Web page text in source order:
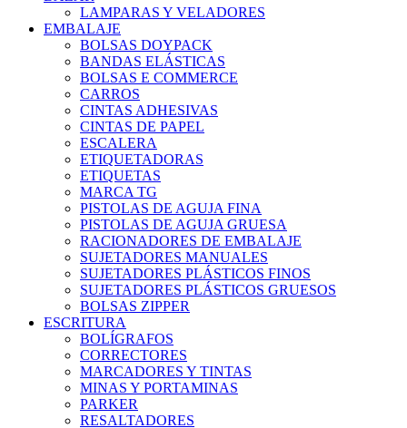
LAMPARAS Y VELADORES
EMBALAJE
BOLSAS DOYPACK
BANDAS ELÁSTICAS
BOLSAS E COMMERCE
CARROS
CINTAS ADHESIVAS
CINTAS DE PAPEL
ESCALERA
ETIQUETADORAS
ETIQUETAS
MARCA TG
PISTOLAS DE AGUJA FINA
PISTOLAS DE AGUJA GRUESA
RACIONADORES DE EMBALAJE
SUJETADORES MANUALES
SUJETADORES PLÁSTICOS FINOS
SUJETADORES PLÁSTICOS GRUESOS
BOLSAS ZIPPER
ESCRITURA
BOLÍGRAFOS
CORRECTORES
MARCADORES Y TINTAS
MINAS Y PORTAMINAS
PARKER
RESALTADORES